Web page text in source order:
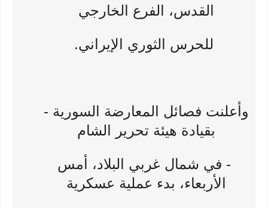
القدس، الفرع الخارجي
للحرس الثوري الإيراني.
وأعلنت فصائل المعارضة السورية -
بقيادة هيئة تحرير الشام
- في شمال غربي البلاد، أمس
الأربعاء، بدء عملية عسكرية